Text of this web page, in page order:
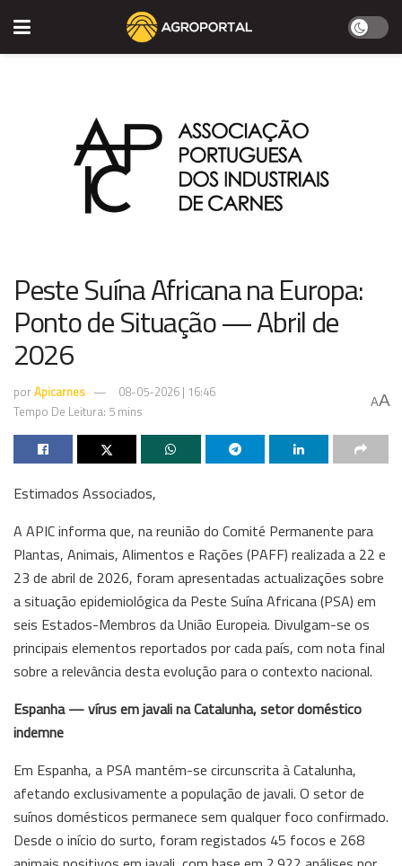
Peste Suína Africana na Europa:
Ponto de Situação — Abril de
2026
porApicarnes
08-05-2026 | 16:46
Tempo De Leitura: 5 mins
AA
Estimados Associados,
A APIC informa que, na reunião do Comité Permanente para
Plantas, Animais, Alimentos e Rações (PAFF) realizada a 22 e
23 de abril de 2026, foram apresentadas actualizações sobre
a situação epidemiológica da Peste Suína Africana (PSA) em
seis Estados-Membros da União Europeia. Divulgam-se os
principais elementos reportados por cada país, com nota final
sobre a relevância desta evolução para o contexto nacional.
Espanha — vírus em javali na Catalunha, setor doméstico
indemne
Em Espanha, a PSA mantém-se circunscrita à Catalunha,
afetando exclusivamente a população de javali. O setor de
suínos domésticos permanece sem qualquer foco confirmado.
Desde o início do surto, foram registados 45 focos e 268